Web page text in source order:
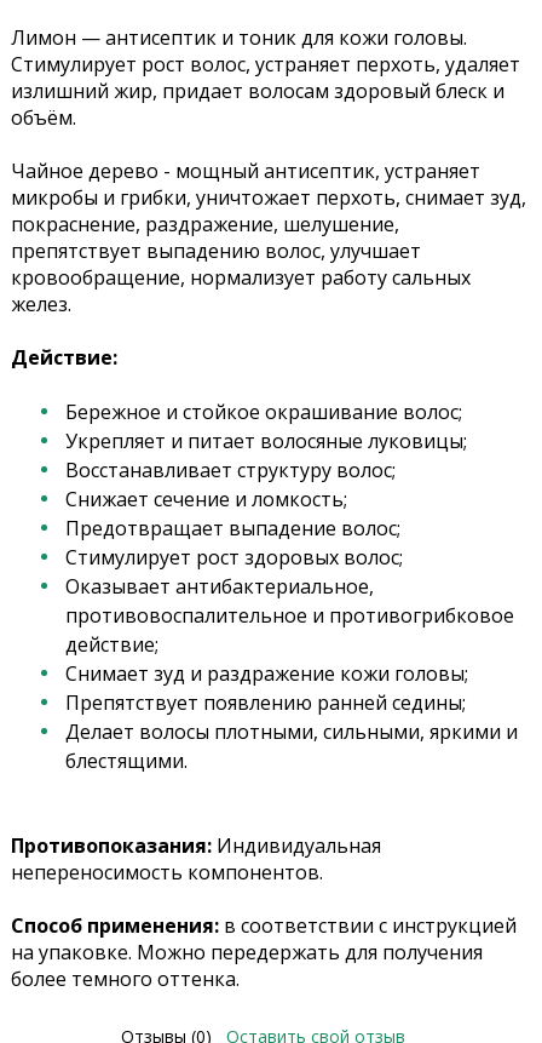
Лимон — антисептик и тоник для кожи головы.
Стимулирует рост волос, устраняет перхоть, удаляет
излишний жир, придает волосам здоровый блеск и
объём.
Чайное дерево - мощный антисептик, устраняет
микробы и грибки, уничтожает перхоть, снимает зуд,
покраснение, раздражение, шелушение,
препятствует выпадению волос, улучшает
кровообращение, нормализует работу сальных
желез.
Действие:
Бережное и стойкое окрашивание волос;
Укрепляет и питает волосяные луковицы;
Восстанавливает структуру волос;
Снижает сечение и ломкость;
Предотвращает выпадение волос;
Стимулирует рост здоровых волос;
Оказывает антибактериальное,
противовоспалительное и противогрибковое
действие;
Снимает зуд и раздражение кожи головы;
Препятствует появлению ранней седины;
Делает волосы плотными, сильными, яркими и
блестящими.
Противопоказания:Индивидуальная
непереносимость компонентов.
Способ применения: в соответствии с инструкцией
на упаковке. Можно передержать для получения
более темного оттенка.
Отзывы (0) Оставить свой отзыв